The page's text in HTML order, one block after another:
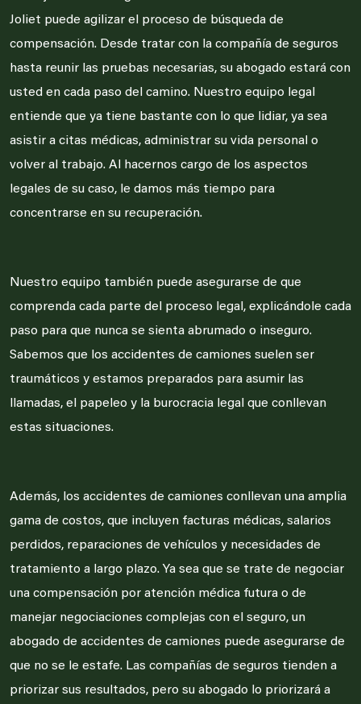
Joliet puede agilizar el proceso de búsqueda de
compensación. Desde tratar con la compañía de seguros
hasta reunir las pruebas necesarias, su abogado estará con
usted en cada paso del camino. Nuestro equipo legal
entiende que ya tiene bastante con lo que lidiar, ya sea
asistir a citas médicas, administrar su vida personal o
volver al trabajo. Al hacernos cargo de los aspectos
legales de su caso, le damos más tiempo para
concentrarse en su recuperación.
Nuestro equipo también puede asegurarse de que
comprenda cada parte del proceso legal, explicándole cada
paso para que nunca se sienta abrumado o inseguro.
Sabemos que los accidentes de camiones suelen ser
traumáticos y estamos preparados para asumir las
llamadas, el papeleo y la burocracia legal que conllevan
estas situaciones.
Además, los accidentes de camiones conllevan una amplia
gama de costos, que incluyen facturas médicas, salarios
perdidos, reparaciones de vehículos y necesidades de
tratamiento a largo plazo. Ya sea que se trate de negociar
una compensación por atención médica futura o de
manejar negociaciones complejas con el seguro, un
abogado de accidentes de camiones puede asegurarse de
que no se le estafe. Las compañías de seguros tienden a
priorizar sus resultados, pero su abogado lo priorizará a